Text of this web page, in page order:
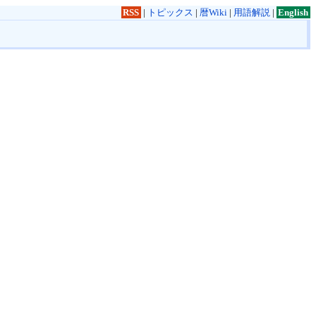
RSS | トピックス | 暦Wiki| 用語解説| English